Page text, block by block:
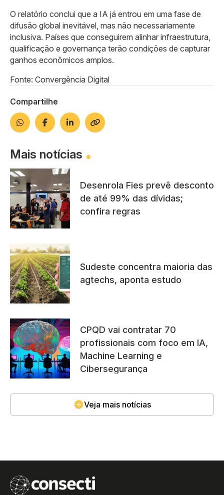
O relatório conclui que a IA já entrou em uma fase de
difusão global inevitável, mas não necessariamente
inclusiva. Países que conseguirem alinhar infraestrutura,
qualificação e governança terão condições de capturar
ganhos econômicos amplos.
Fonte: Convergência Digital
Compartilhe
Mais notícias
Desenrola Fies prevê desconto
de até 99% das dívidas;
confira regras
Sudeste concentra maioria das
agtechs, aponta estudo
CPQD vai contratar 70
profissionais com foco em IA,
Machine Learning e
Cibersegurança
Veja mais notícias